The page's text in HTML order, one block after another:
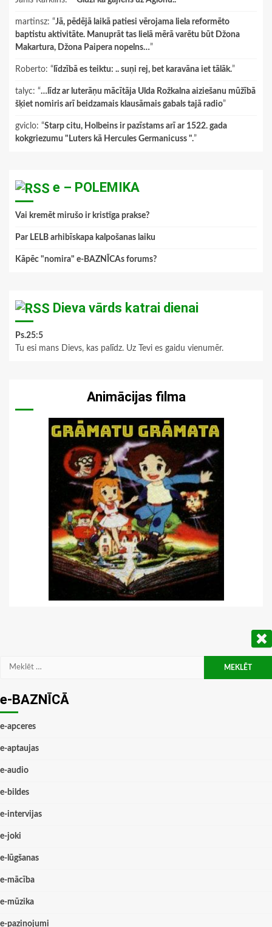
martinsz: “Jā, pēdējā laikā patiesi vērojama liela reformēto
baptistu aktivitāte. Manuprāt tas lielā mērā varētu būt Džona
Makartura, Džona Paipera nopelns…”
Roberto: “ līdzībā es teiktu: .. suņi rej, bet karavāna iet tālāk.”
talyc: “…līdz ar luterāņu mācītāja Ulda Rožkalna aiziešanu mūžībā
šķiet nomiris arī beidzamais klausāmais gabals tajā radio”
gviclo: “Starp citu, Holbeins ir pazīstams arī ar 1522. gada
kokgriezumu "Luters kā Hercules Germanicuss ".”
e – POLEMIKA
Vai kremēt mirušo ir kristīga prakse?
Par LELB arhibīskapa kalpošanas laiku
Kāpēc "nomira" e-BAZNĪCAs forums?
Dieva vārds katrai dienai
Ps.25:5
Tu esi mans Dievs, kas palīdz. Uz Tevi es gaidu vienumēr.
Animācijas filma
Meklēt:
e-BAZNĪCĀ
e-apceres
e-aptaujas
e-audio
e-bildes
e-intervijas
e-joki
e-lūgšanas
e-mācība
e-mūzika
e-paziņojumi